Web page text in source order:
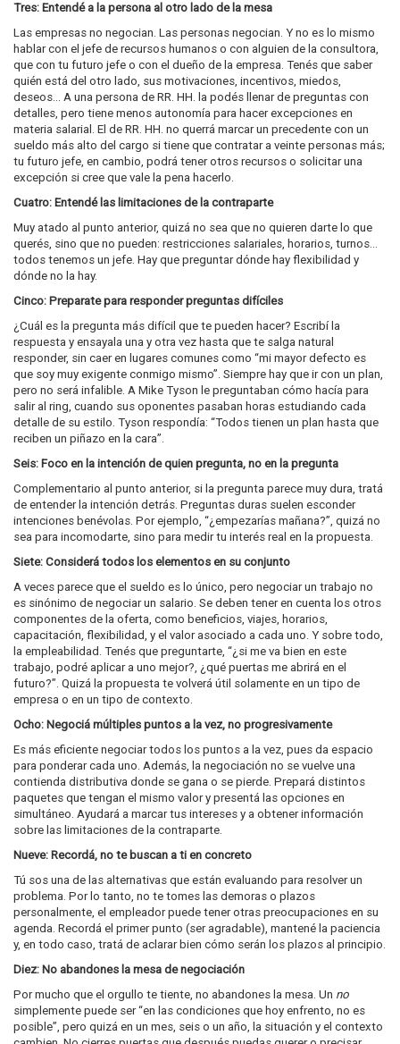
Tres: Entendé a la persona al otro lado de la mesa
Las empresas no negocian. Las personas negocian. Y no es lo mismo
hablar con el jefe de recursos humanos o con alguien de la consultora,
que con tu futuro jefe o con el dueño de la empresa. Tenés que saber
quién está del otro lado, sus motivaciones, incentivos, miedos,
deseos… A una persona de RR. HH. la podés llenar de preguntas con
detalles, pero tiene menos autonomía para hacer excepciones en
materia salarial. El de RR. HH. no querrá marcar un precedente con un
sueldo más alto del cargo si tiene que contratar a veinte personas más;
tu futuro jefe, en cambio, podrá tener otros recursos o solicitar una
excepción si cree que vale la pena hacerlo.
Cuatro: Entendé las limitaciones de la contraparte
Muy atado al punto anterior, quizá no sea que no quieren darte lo que
querés, sino que no pueden: restricciones salariales, horarios, turnos…
todos tenemos un jefe. Hay que preguntar dónde hay flexibilidad y
dónde no la hay.
Cinco: Preparate para responder preguntas difíciles
¿Cuál es la pregunta más difícil que te pueden hacer? Escribí la
respuesta y ensayala una y otra vez hasta que te salga natural
responder, sin caer en lugares comunes como “mi mayor defecto es
que soy muy exigente conmigo mismo”. Siempre hay que ir con un plan,
pero no será infalible. A Mike Tyson le preguntaban cómo hacía para
salir al ring, cuando sus oponentes pasaban horas estudiando cada
detalle de su estilo. Tyson respondía: “Todos tienen un plan hasta que
reciben un piñazo en la cara”.
Seis: Foco en la intención de quien pregunta, no en la pregunta
Complementario al punto anterior, si la pregunta parece muy dura, tratá
de entender la intención detrás. Preguntas duras suelen esconder
intenciones benévolas. Por ejemplo, “¿empezarías mañana?”, quizá no
sea para incomodarte, sino para medir tu interés real en la propuesta.
Siete: Considerá todos los elementos en su conjunto
A veces parece que el sueldo es lo único, pero negociar un trabajo no
es sinónimo de negociar un salario. Se deben tener en cuenta los otros
componentes de la oferta, como beneficios, viajes, horarios,
capacitación, flexibilidad, y el valor asociado a cada uno. Y sobre todo,
la empleabilidad. Tenés que preguntarte, “¿si me va bien en este
trabajo, podré aplicar a uno mejor?, ¿qué puertas me abrirá en el
futuro?”. Quizá la propuesta te volverá útil solamente en un tipo de
empresa o en un tipo de contexto.
Ocho: Negociá múltiples puntos a la vez, no progresivamente
Es más eficiente negociar todos los puntos a la vez, pues da espacio
para ponderar cada uno. Además, la negociación no se vuelve una
contienda distributiva donde se gana o se pierde. Prepará distintos
paquetes que tengan el mismo valor y presentá las opciones en
simultáneo. Ayudará a marcar tus intereses y a obtener información
sobre las limitaciones de la contraparte.
Nueve: Recordá, no te buscan a ti en concreto
Tú sos una de las alternativas que están evaluando para resolver un
problema. Por lo tanto, no te tomes las demoras o plazos
personalmente, el empleador puede tener otras preocupaciones en su
agenda. Recordá el primer punto (ser agradable), mantené la paciencia
y, en todo caso, tratá de aclarar bien cómo serán los plazos al principio.
Diez: No abandones la mesa de negociación
Por mucho que el orgullo te tiente, no abandones la mesa. Un no
simplemente puede ser “en las condiciones que hoy enfrento, no es
posible”, pero quizá en un mes, seis o un año, la situación y el contexto